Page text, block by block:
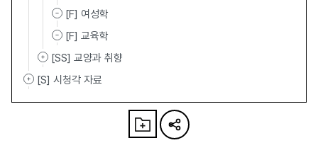
[F] 여성학
[F] 교육학
[SS] 교양과 취향
[S] 시청각 자료